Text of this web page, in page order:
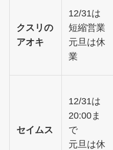
クスリの
アオキ
12/31は
短縮営業
元旦は休
業
セイムス
12/31は
20:00ま
で
元旦は休